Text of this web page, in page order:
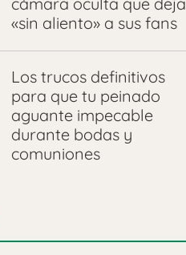
«sin aliento» a sus fans
Los trucos definitivos
para que tu peinado
aguante impecable
durante bodas y
comuniones